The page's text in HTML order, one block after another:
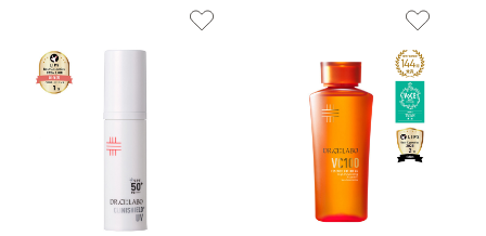
プロダクトラインから探す
エンリッチリフトライン
エンリッチ
メディカリフトライン
センシティブライン
ブライトニングライン
プロダクトライン TOP
お悩みから探す